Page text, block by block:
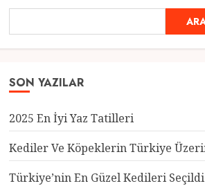
SON YAZILAR
2025 En İyi Yaz Tatilleri
Kediler Ve Köpeklerin Türkiye
Türkiye’nin En Güzel Kedileri Seçildi